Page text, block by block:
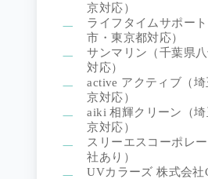
京対応）
ライフタイムサポー
市・東京都対応）
サンマリン（千葉県
対応）
active アクティブ（
京対応）
aiki 相輝クリーン（
京対応）
スリーエスコーポレ
社あり）
UVカラーズ 株式会社